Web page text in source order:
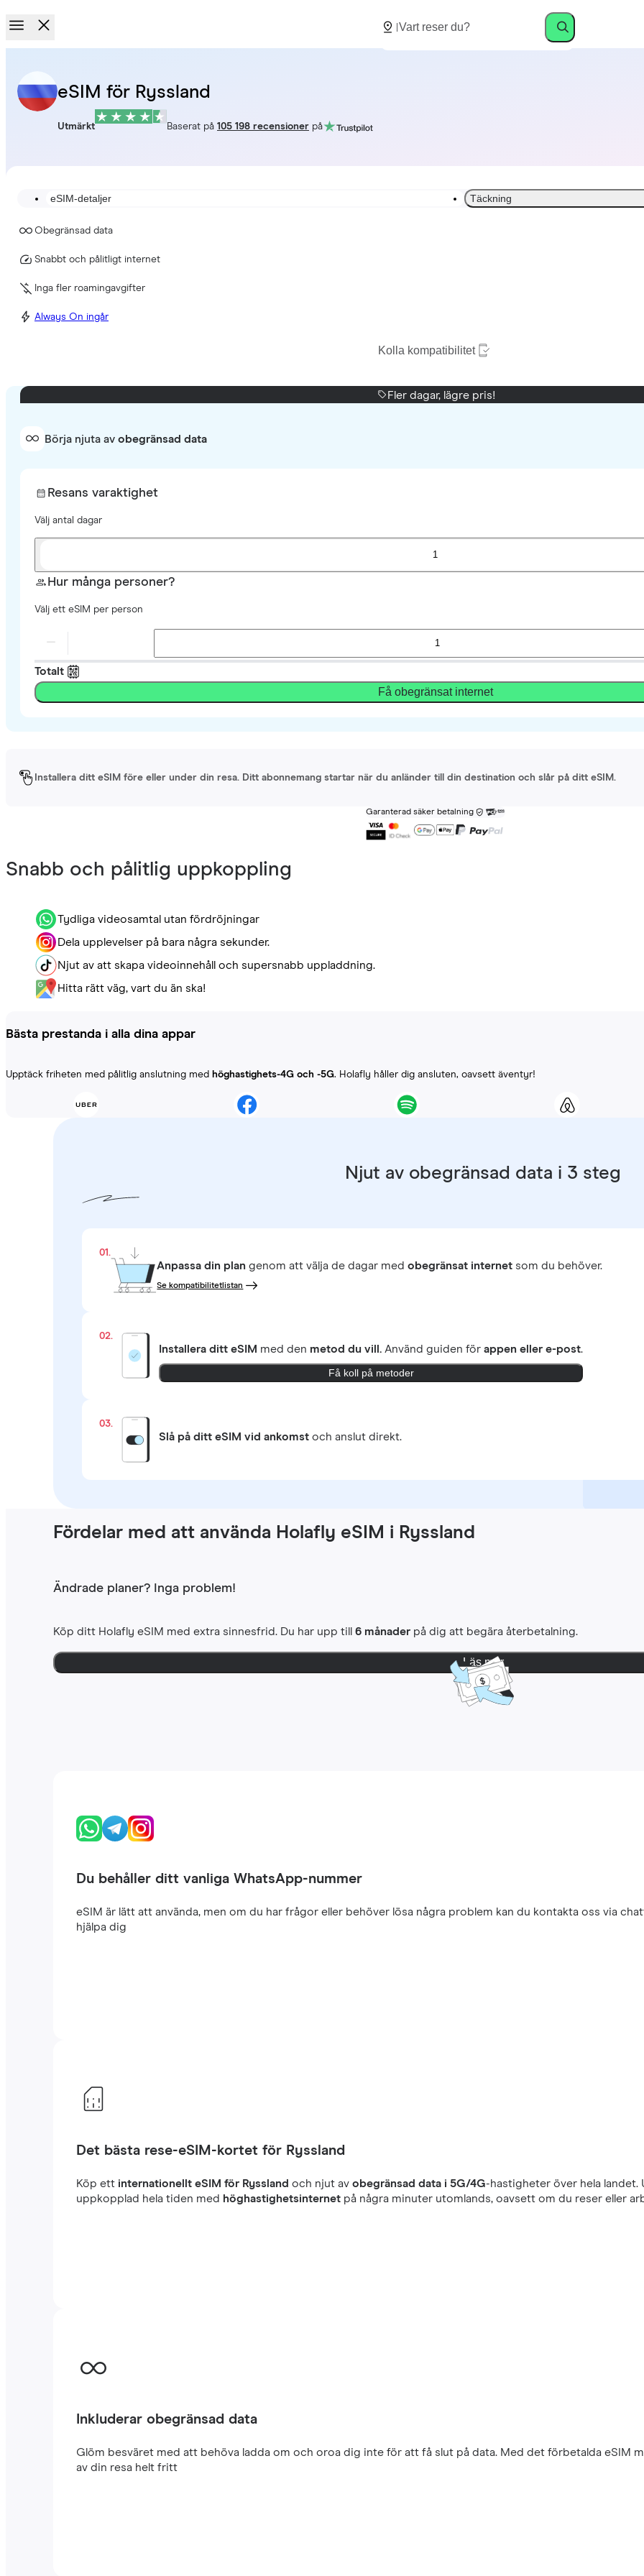
eSIM för Ryssland
Utmärkt Baserat på 105 198 recensioner på
eSIM-detaljer Täckning
Obegränsad data
Snabbt och pålitligt internet
Inga fler roamingavgifter
Always On ingår
Kolla kompatibilitet
Fler dagar, lägre pris!
Börja njuta av obegränsad data
Resans varaktighet
Välj antal dagar
1
Hur många personer?
Välj ett eSIM per person
Totalt
Få obegränsat internet
Installera ditt eSIM före eller under din resa. Ditt abonnemang startar när du anländer till din destination och slår på ditt eSIM.
Garanterad säker betalning
Snabb och pålitlig uppkoppling
Tydliga videosamtal utan fördröjningar
Dela upplevelser på bara några sekunder.
Njut av att skapa videoinnehåll och supersnabb uppladdning.
Hitta rätt väg, vart du än ska!
Bästa prestanda i alla dina appar
Upptäck friheten med pålitlig anslutning med höghastighets-4G och -5G. Holafly håller dig ansluten, oavsett äventyr!
Njut av obegränsad data i 3 steg
01.
Anpassa din plan genom att välja de dagar medobegränsat internet som du behöver.
Se kompatibilitetlistan
02.
Installera ditt eSIM med den metod du vill. Använd guiden förappen eller e-post.
Få koll på metoder
03.
Slå på ditt eSIM vid ankomst och anslut direkt.
Fördelar med att använda Holafly eSIM i Ryssland
Ändrade planer? Inga problem!
Köp ditt Holafly eSIM med extra sinnesfrid. Du har upp till6 månader på dig att begära återbetalning.
Läs mer
Du behåller ditt vanliga WhatsApp-nummer
eSIM är lätt att använda, men om du har frågor eller behöver lösa några problem kan du kontakta oss via
hjälpa dig
Det bästa rese-eSIM-kortet för Ryssland
Köp ett internationellt eSIM för Ryssland och njut avobegränsad data i 5G/4G-hastigheter över hela
uppkopplad hela tiden med höghastighetsinternet på några minuter utomlands, oavsett om du reser eller
Inkluderar obegränsad data
Glöm besväret med att behöva ladda om och oroa dig inte för att få slut på data. Med det förbetalda eSIM
av din resa helt fritt